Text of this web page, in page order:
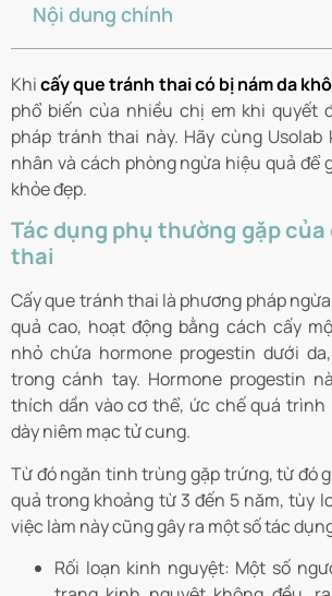
Nội dung chính
Khicấy que tránh thai có bị nám da
phổ biến của nhiều chị em khi quyết
pháp tránh thai này. Hãy cùng Usolab
nhân và cách phòng ngừa hiệu quả để
khỏe đẹp.
Tác dụng phụ thường gặp
thai
Cấy que tránh thai là phương pháp
quả cao, hoạt động bằng cách cấy
nhỏ chứa hormone progestin dưới
trong cánh tay. Hormone progestin
thích dần vào cơ thể, ức chế quá trình
dày niêm mạc tử cung.
Từ đó ngăn tinh trùng gặp trứng, từ đó
quả trong khoảng từ 3 đến 5 năm, tùy
việc làm này cũng gây ra một số tác
Rối loạn kinh nguyệt: Một số